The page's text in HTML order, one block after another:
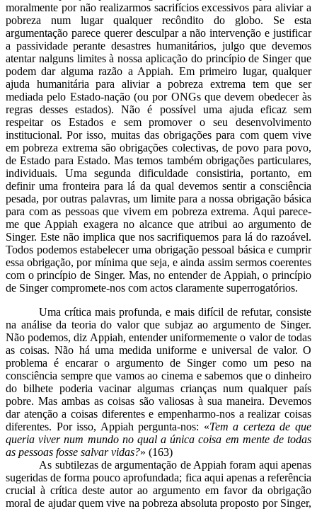
moralmente por não realizarmos sacrifícios excessivos para aliviar a
pobreza num lugar qualquer recôndito do globo. Se esta
argumentação parece querer desculpar a não intervenção e justificar
a passividade perante desastres humanitários, julgo que devemos
atentar nalguns limites à nossa aplicação do princípio de Singer que
podem dar alguma razão a Appiah. Em primeiro lugar, qualquer
ajuda humanitária para aliviar a pobreza extrema tem que ser
mediada pelo Estado-nação (ou por ONGs que devem obedecer às
regras desses estados). Não é possível uma ajuda eficaz sem
respeitar os Estados e sem promover o seu desenvolvimento
institucional. Por isso, muitas das obrigações para com quem vive
em pobreza extrema são obrigações colectivas, de povo para povo,
de Estado para Estado. Mas temos também obrigações particulares,
individuais. Uma segunda dificuldade consistiria, portanto, em
definir uma fronteira para lá da qual devemos sentir a consciência
pesada, por outras palavras, um limite para a nossa obrigação básica
para com as pessoas que vivem em pobreza extrema. Aqui parece-
me que Appiah exagera no alcance que atribui ao argumento de
Singer. Este não implica que nos sacrifiquemos para lá do razoável.
Todos podemos estabelecer uma obrigação pessoal básica e cumprir
essa obrigação, por mínima que seja, e ainda assim sermos coerentes
com o princípio de Singer. Mas, no entender de Appiah, o princípio
de Singer compromete-nos com actos claramente superrogatórios.
Uma crítica mais profunda, e mais difícil de refutar, consiste
na análise da teoria do valor que subjaz ao argumento de Singer.
Não podemos, diz Appiah, entender uniformemente o valor de todas
as coisas. Não há uma medida uniforme e universal de valor. O
problema é encarar o argumento de Singer como um peso na
consciência sempre que vamos ao cinema e sabemos que o dinheiro
do bilhete poderia vacinar algumas crianças num qualquer país
pobre. Mas ambas as coisas são valiosas à sua maneira. Devemos
dar atenção a coisas diferentes e empenharmo-nos a realizar coisas
diferentes. Por isso, Appiah pergunta-nos: «Tem a certeza de que
queria viver num mundo no qual a única coisa em mente de todas
as pessoas fosse salvar vidas?» (163)
As subtilezas de argumentação de Appiah foram aqui apenas
sugeridas de forma pouco aprofundada; fica aqui apenas a referência
crucial à crítica deste autor ao argumento em favor da obrigação
moral de ajudar quem vive na pobreza absoluta proposto por Singer,